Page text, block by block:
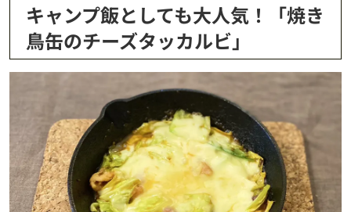
キャンプ飯としても大人気！「焼き
鳥缶のチーズタッカルビ」